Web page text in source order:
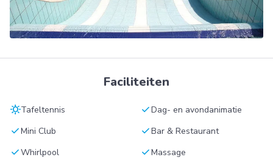
Faciliteiten
sunnyTafeltennis checkDag- en avondanimatie
checkMini Club checkBar & Restaurant
checkWhirlpool checkMassage